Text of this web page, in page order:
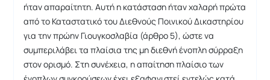
ήταν απαραίτητη. Αυτή η κατάσταση ήταν χαλαρή πρώτα
από το Καταστατικό του Διεθνούς Ποινικού Δικαστηρίου
για την πρώην Γιουγκοσλαβία (άρθρο 5), ώστε να
συμπεριλάβει τα πλαίσια της μη διεθνή ένοπλη σύρραξη
στον ορισμό. Στη συνέχεια, η απαίτηση πλαίσιο των